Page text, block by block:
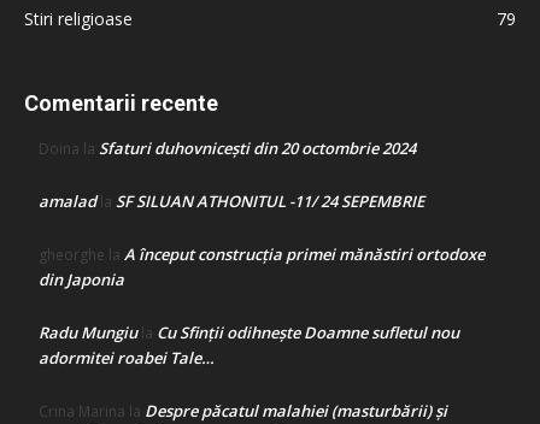
Stiri religioase
79
Comentarii recente
Doina la Sfaturi duhovnicești din 20 octombrie 2024
amaladla SF SILUAN ATHONITUL -11/ 24 SEPEMBRIE
gheorghe la A început construcţia primei mănăstiri ortodoxe
din Japonia
Radu Mungiula Cu Sfinții odihnește Doamne sufletul nou
adormitei roabei Tale…
Crina Marina la Despre păcatul malahiei (masturbării) şi